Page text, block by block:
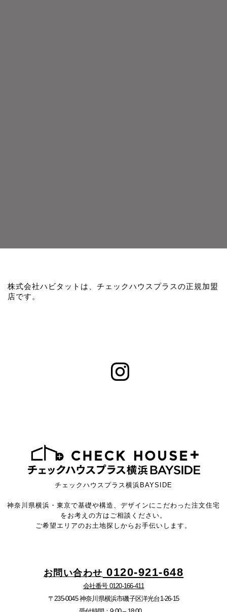
株式会社ハビタットは、チェックハウスプラスの正規加盟
店です。
チェックハウスプラス横浜BAYSIDE
神奈川県横浜・東京で基礎や構造、デザインにこだわった注文住宅
をお考えの方はご相談ください。
ご希望エリアのお土地探しからお手伝いします。
お問い合わせ 0120-921-648
会社番号 0120-166-411
〒235-0045 神奈川県横浜市磯子区洋光台1-26-15